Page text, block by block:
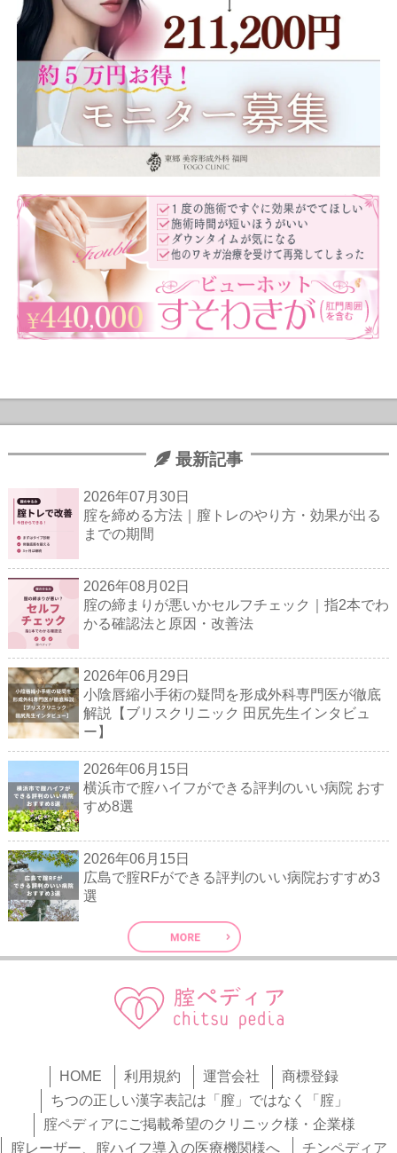
最新記事
2026年07月30日
腟を締める方法｜膣トレのやり方・効果が出る
までの期間
2026年08月02日
腟の締まりが悪いかセルフチェック｜指2本でわ
かる確認法と原因・改善法
2026年06月29日
小陰唇縮小手術の疑問を形成外科専門医が徹底
解説【ブリスクリニック 田尻先生インタビュ
ー】
2026年06月15日
横浜市で腟ハイフができる評判のいい病院 おす
すめ8選
2026年06月15日
広島で腟RFができる評判のいい病院おすすめ3
選
HOME 利用規約 運営会社
商標登録
ちつの正しい漢字表記は「膣」ではなく「腟」
腟ペディアにご掲載希望のクリニック様・企業様
腟レーザー、腟ハイフ導入の医療機関様へ
チンペディア